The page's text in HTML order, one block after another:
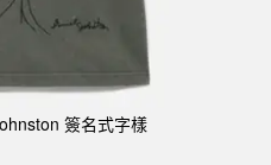
簽名式字樣